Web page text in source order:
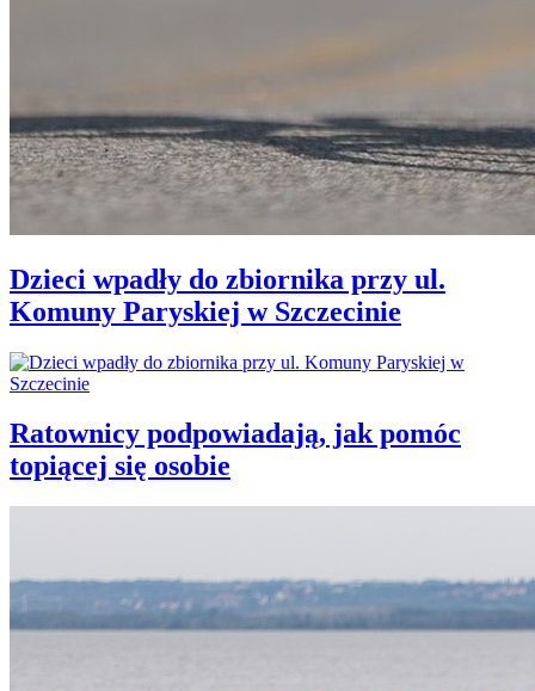
Dzieci wpadły do zbiornika przy ul.
Komuny Paryskiej w Szczecinie
Ratownicy podpowiadają, jak pomóc
topiącej się osobie